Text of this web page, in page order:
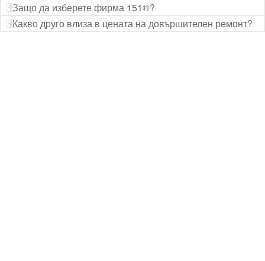
Защо да изберете фирма 151®?
Какво друго влиза в цената на довършителен ремонт?